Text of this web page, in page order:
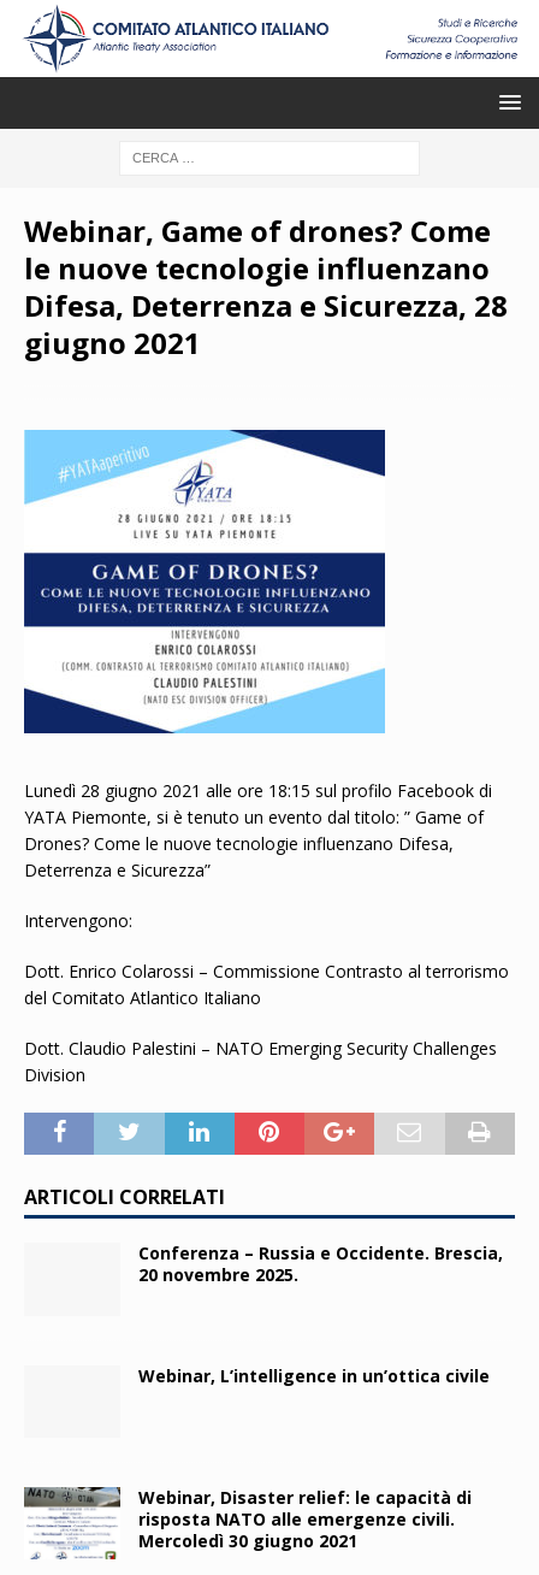
Webinar, Game of drones? Come
le nuove tecnologie influenzano
Difesa, Deterrenza e Sicurezza, 28
giugno 2021
Lunedì 28 giugno 2021 alle ore 18:15 sul profilo Facebook di
YATA Piemonte, si è tenuto un evento dal titolo: ” Game of
Drones? Come le nuove tecnologie influenzano Difesa,
Deterrenza e Sicurezza”
Intervengono:
Dott. Enrico Colarossi – Commissione Contrasto al terrorismo
del Comitato Atlantico Italiano
Dott. Claudio Palestini – NATO Emerging Security Challenges
Division
ARTICOLI CORRELATI
Conferenza – Russia e Occidente. Brescia,
20 novembre 2025.
Webinar, L’intelligence in un’ottica civile
Webinar, Disaster relief: le capacità di
risposta NATO alle emergenze civili.
Mercoledì 30 giugno 2021